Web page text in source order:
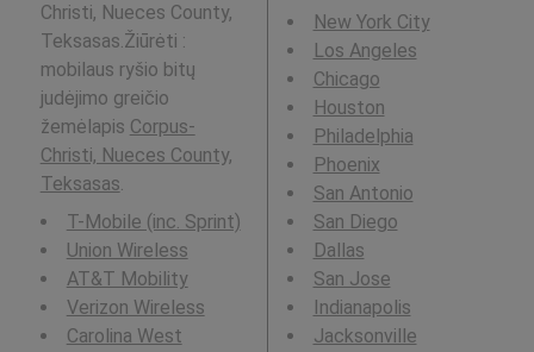
Christi, Nueces County,
Teksasas.Žiūrėti :
mobilaus ryšio bitų
judėjimo greičio
žemėlapis Corpus-
Christi, Nueces County,
Teksasas.
T-Mobile (inc. Sprint)
Union Wireless
AT&T Mobility
Verizon Wireless
Carolina West
New York City
Los Angeles
Chicago
Houston
Philadelphia
Phoenix
San Antonio
San Diego
Dallas
San Jose
Indianapolis
Jacksonville